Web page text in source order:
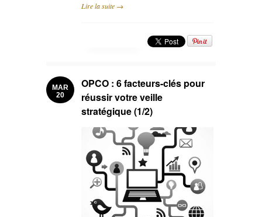
Lire la suite →
MAR
20
OPCO : 6 facteurs-clés pour
réussir votre veille
stratégique (1/2)